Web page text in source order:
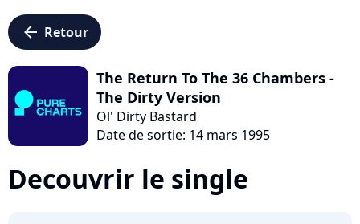
arrow_left Retour
The Return To The 36 Chambers -
The Dirty Version
Ol' Dirty Bastard
Date de sortie: 14 mars 1995
Decouvrir le single